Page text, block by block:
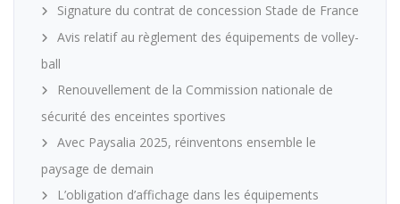
Signature du contrat de concession Stade de France
Avis relatif au règlement des équipements de volley-
ball
Renouvellement de la Commission nationale de
sécurité des enceintes sportives
Avec Paysalia 2025, réinventons ensemble le
paysage de demain
L’obligation d’affichage dans les équipements